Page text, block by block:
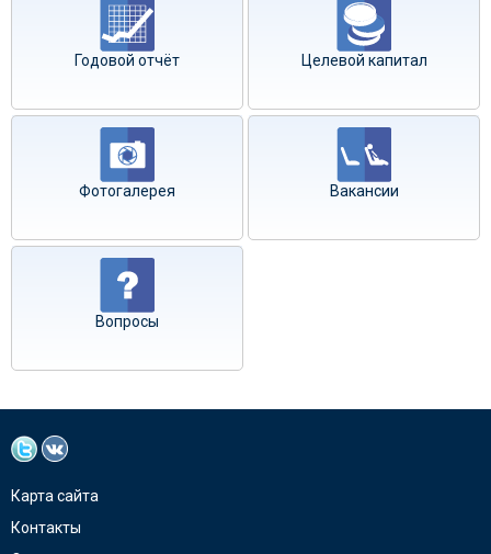
Годовой отчёт Целевой капитал
Фотогалерея Вакансии
Вопросы
Карта сайта
Контакты